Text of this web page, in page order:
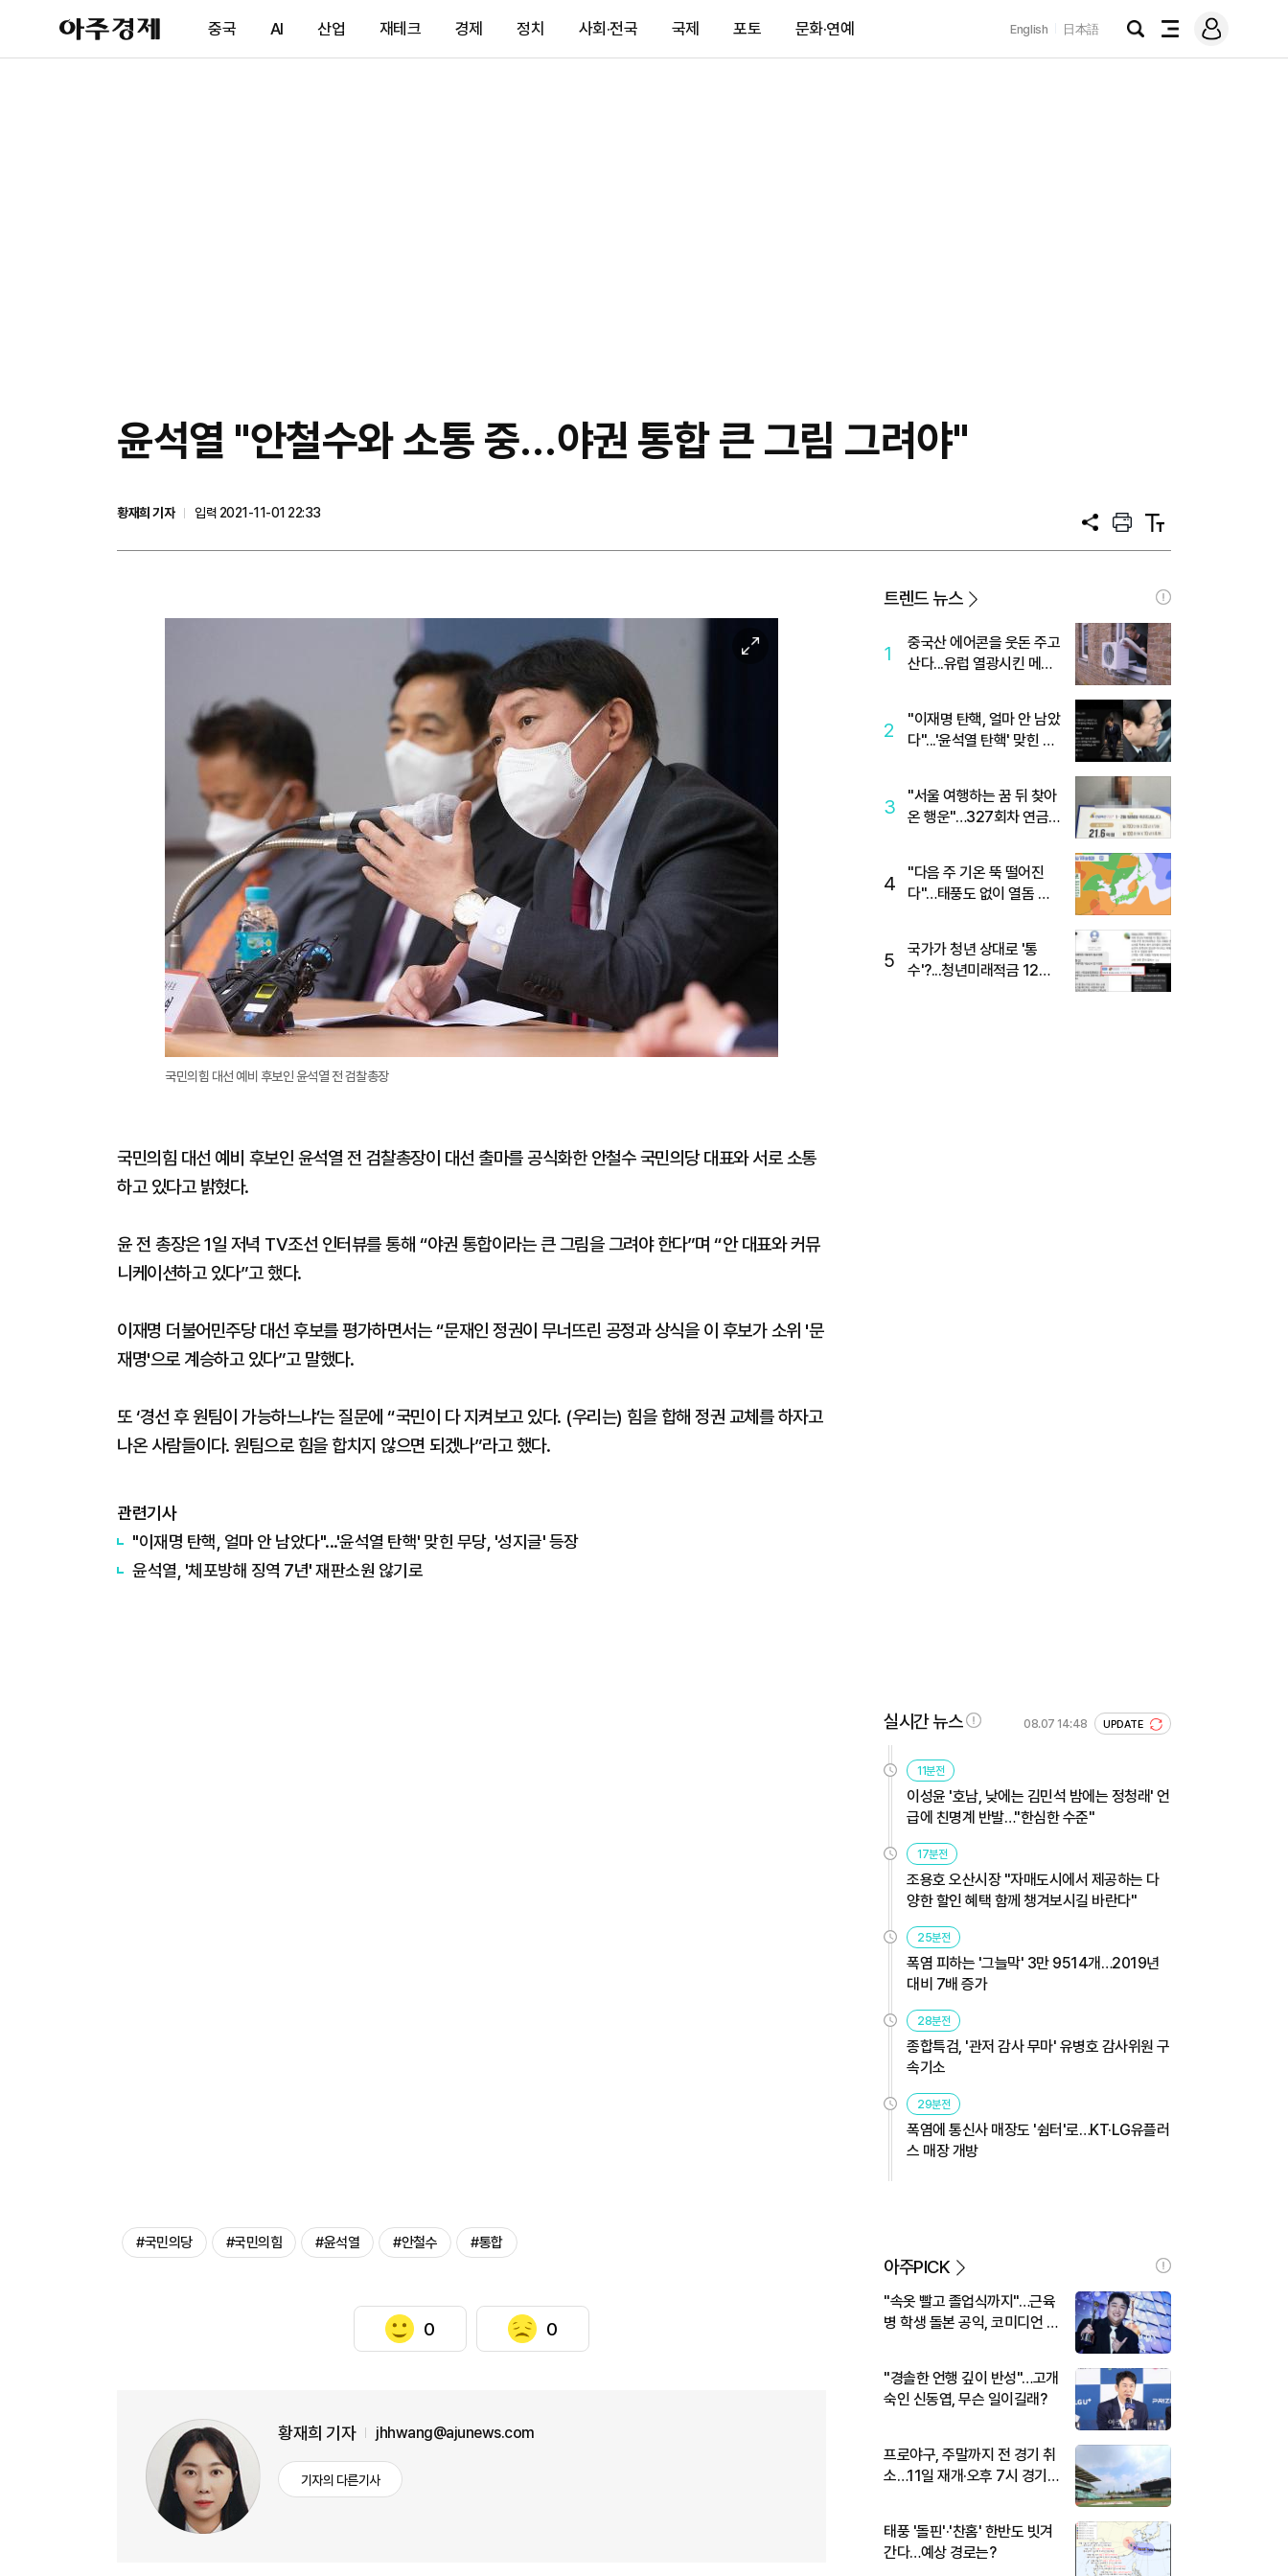
아
주
제
중국 AI 산업 재테크 경제 정치 사회·전국 국제 포토 문화·연예 English 日本語
검
전
메
그
윤석열 "안철수와 소통 중…야권 통합 큰 그림 그려야"
황재희 기자
입력 2021-11-01 22:33
공
프
트
텍
트
국민의힘 대선 예비 후보인 윤석열 전 검찰총장
국민의힘 대선 예비 후보인 윤석열 전 검찰총장이 대선 출마를 공식화한 안철수 국민의당 대표와 서로 소통
하고 있다고 밝혔다.
윤 전 총장은 1일 저녁 TV조선 인터뷰를 통해 “야권 통합이라는 큰 그림을 그려야 한다”며 “안 대표와 커뮤
니케이션하고 있다”고 했다.
이재명 더불어민주당 대선 후보를 평가하면서는 “문재인 정권이 무너뜨린 공정과 상식을 이 후보가 소위 '문
재명'으로 계승하고 있다”고 말했다.
또 ‘경선 후 원팀이 가능하느냐’는 질문에 “국민이 다 지켜보고 있다. (우리는) 힘을 합해 정권 교체를 하자고
나온 사람들이다. 원팀으로 힘을 합치지 않으면 되겠나”라고 했다.
관련기사
"이재명 탄핵, 얼마 안 남았다"...'윤석열 탄핵' 맞힌 무당, '성지글' 등장
윤석열, '체포방해 징역 7년' 재판소원 않기로
#국민의당 #국민의힘 #윤석열 #안철수 #통합
0 0
황재희 기자 jhhwang@ajunews.com
기자의 다른기사
트렌드 뉴스
1
중국산 에어콘을 웃돈 주고
산다...유럽 열광시킨 메이
2
"이재명 탄핵, 얼마 안 남았
다"...'윤석열 탄핵' 맞힌 무
3
"서울 여행하는 꿈 뒤 찾아
온 행운"…327회차 연금
4
"다음 주 기온 뚝 떨어진
다"…태풍도 없이 열돔 박
5
국가가 청년 상대로 '통
수'?...청년미래적금 12%
실시간 뉴스 08.07 14:48 UPDATE
11분전
이성윤 '호남, 낮에는 김민석 밤에는 정청래' 언
급에 친명계 반발…"한심한 수준"
17분전
조용호 오산시장 "자매도시에서 제공하는 다
양한 할인 혜택 함께 챙겨보시길 바란다"
25분전
폭염 피하는 '그늘막' 3만 9514개…2019년
대비 7배 증가
28분전
종합특검, '관저 감사 무마' 유병호 감사위원 구
속기소
29분전
폭염에 통신사 매장도 '쉼터'로…KT·LG유플러
스 매장 개방
아주PICK
"속옷 빨고 졸업식까지"…근육
병 학생 돌본 공익, 코미디언 김
"경솔한 언행 깊이 반성"…고개
숙인 신동엽, 무슨 일이길래?
프로야구, 주말까지 전 경기 취
소…11일 재개·오후 7시 경기
태풍 '돌핀'·'찬홈' 한반도 빗겨
간다…예상 경로는?